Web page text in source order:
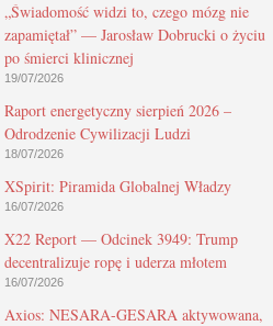
„Świadomość widzi to, czego mózg nie
zapamiętał” — Jarosław Dobrucki o życiu
po śmierci klinicznej
19/07/2026
Raport energetyczny sierpień 2026 –
Odrodzenie Cywilizacji Ludzi
18/07/2026
XSpirit: Piramida Globalnej Władzy
16/07/2026
X22 Report — Odcinek 3949: Trump
decentralizuje ropę i uderza młotem
16/07/2026
Axios: NESARA-GESARA aktywowana,